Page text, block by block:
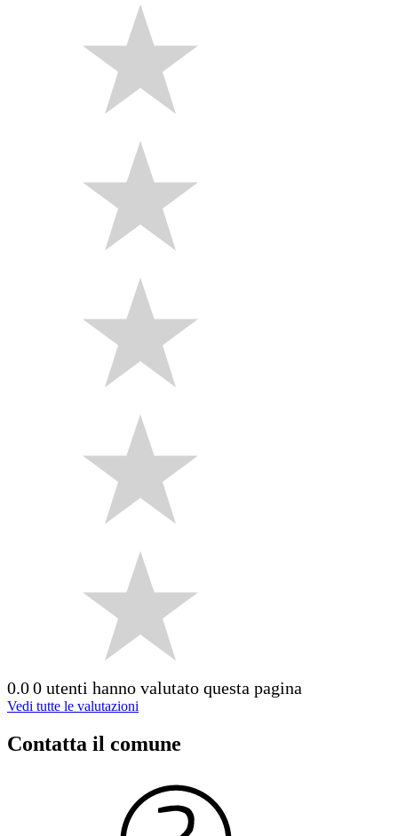
0.00 utenti hanno valutato questa pagina
Vedi tutte le valutazioni
Contatta il comune